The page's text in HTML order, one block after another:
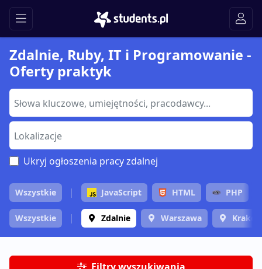
Zdalnie, Ruby, IT i Programowanie -
Oferty praktyk
Ukryj ogłoszenia pracy zdalnej
Wszystkie JavaScript HTML PHP
Wszystkie Zdalnie Warszawa